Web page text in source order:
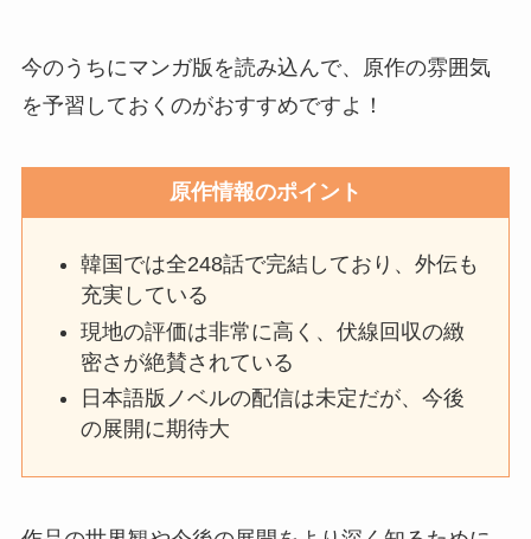
今のうちにマンガ版を読み込んで、原作の雰囲気
を予習しておくのがおすすめですよ！
原作情報のポイント
韓国では全248話で完結しており、外伝も
充実している
現地の評価は非常に高く、伏線回収の緻
密さが絶賛されている
日本語版ノベルの配信は未定だが、今後
の展開に期待大